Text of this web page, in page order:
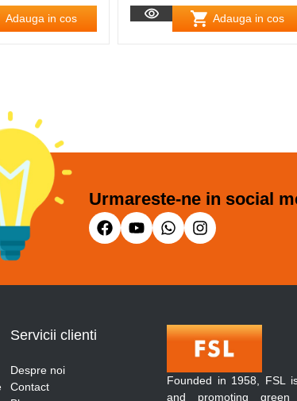
Adauga in cos Adauga in cos
Urmareste-ne in social
Servicii clienti
Despre noi
Contact
Founded in 1958, FSL
and promoting green